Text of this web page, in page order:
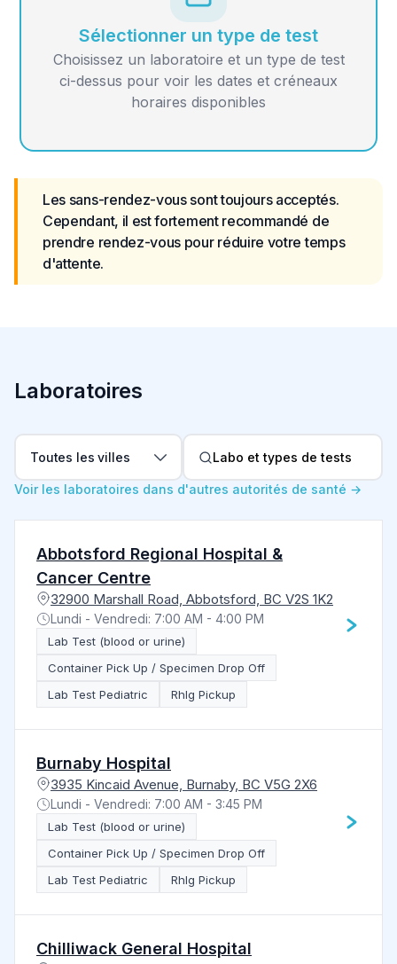
Sélectionner un type de test
Choisissez un laboratoire et un type de test
ci-dessus pour voir les dates et créneaux
horaires disponibles
Les sans-rendez-vous sont toujours acceptés.
Cependant, il est fortement recommandé de
prendre rendez-vous pour réduire votre temps
d'attente.
Laboratoires
Filtrer par ville
Toutes les villes
Voir les laboratoires dans d'autres autorités de santé →
Abbotsford Regional Hospital &
Cancer Centre
32900 Marshall Road, Abbotsford, BC V2S 1K2
Lundi - Vendredi: 7:00 AM - 4:00 PM
Lab Test (blood or urine)
Container Pick Up / Specimen Drop Off
Lab Test Pediatric
RhIg Pickup
Burnaby Hospital
3935 Kincaid Avenue, Burnaby, BC V5G 2X6
Lundi - Vendredi: 7:00 AM - 3:45 PM
Lab Test (blood or urine)
Container Pick Up / Specimen Drop Off
Lab Test Pediatric
RhIg Pickup
Chilliwack General Hospital